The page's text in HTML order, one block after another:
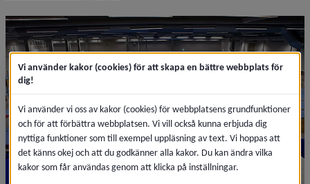
Vi använder kakor (cookies) för att skapa en bättre webbplats för
dig!
Vi använder vi oss av kakor (cookies) för webbplatsens grundfunktioner
och för att förbättra webbplatsen. Vi vill också kunna erbjuda dig
nyttiga funktioner som till exempel uppläsning av text. Vi hoppas att
det känns okej och att du godkänner alla kakor. Du kan ändra vilka
kakor som får användas genom att klicka på inställningar.